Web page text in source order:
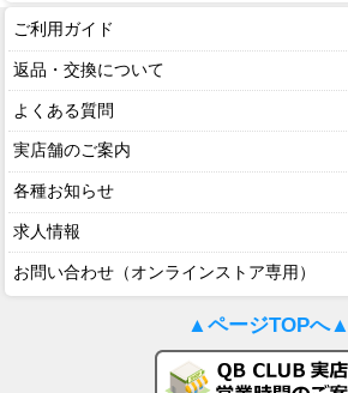
ご利用ガイド
返品・交換について
よくある質問
実店舗のご案内
各種お知らせ
求人情報
お問い合わせ（オンラインストア専用）
▲ページTOPへ▲